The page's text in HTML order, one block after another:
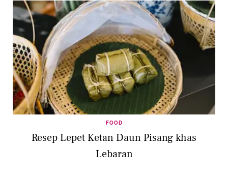
FOOD
Resep Lepet Ketan Daun Pisang khas
Lebaran